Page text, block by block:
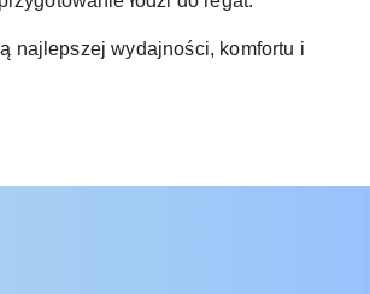
najlepszej wydajności, komfortu i